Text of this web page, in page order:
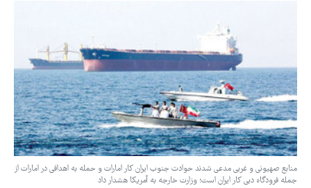
منابع صهیونی و غربی مدعی شدند حوادث جنوب ایران کار امارات و حمله به اهدافی در امارات از
جمله فرودگاه دبی کار ایران است؛ وزارت خارجه به آمریکا هشدار داد